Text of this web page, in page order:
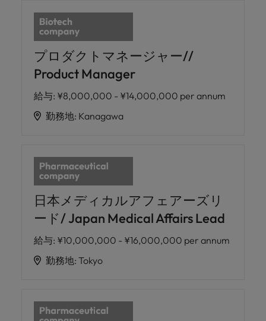
プロダクトマネージャー//
Product Manager
給与: ¥8,000,000 - ¥14,000,000 per annum
勤務地: Kanagawa
日本メディカルアフェアーズリ
ード/ Japan Medical Affairs Lead
給与: ¥10,000,000 - ¥16,000,000 per annum
勤務地: Tokyo